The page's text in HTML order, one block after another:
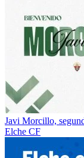
Javi Morcillo,
Elche CF